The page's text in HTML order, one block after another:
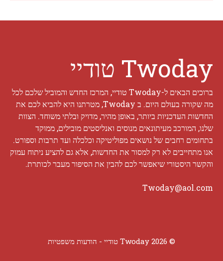
Twoday טודיי
ברוכים הבאים ל-Twoday טודיי, המרכז החדש והמוביל שלכם לכל
מה שקורה בעולם היום. ב Twoday, מטרתנו היא להביא לכם את
החדשות העדכניות ביותר, באופן מהיר, מדויק ובלתי משוחד. הצוות
שלנו, המורכב מעיתונאים מנוסים ואנליסטים מובילים, ממוקד
בתחומים רחבים של נושאים מפוליטיקה וכלכלה ועד תרבות וספורט.
אנו מתחייבים לא רק למסור את החדשות, אלא גם להציע ניתוח עמוק
והקשר היסטורי שיאפשר לכם להבין את הסיפור מעבר לכותרת.
Twoday@aol.com
© 2026 Twoday טודיי - הודעות משפטיות